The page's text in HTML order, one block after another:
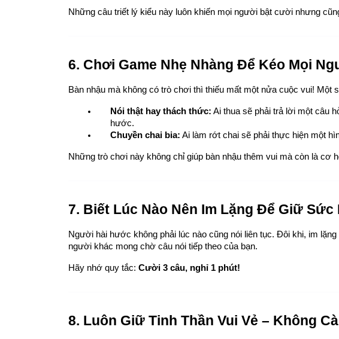
Những câu triết lý kiểu này luôn khiến mọi người bật cười nhưng
6. Chơi Game Nhẹ Nhàng Để Kéo Mọi
Bàn nhậu mà không có trò chơi thì thiếu mất một nửa cuộc vui! Một
Nói thật hay thách thức: Ai thua sẽ phải trả lời một câu
hước.
Chuyền chai bia: Ai làm rớt chai sẽ phải thực hiện một
Những trò chơi này không chỉ giúp bàn nhậu thêm vui mà còn là cơ
7. Biết Lúc Nào Nên Im Lặng Để Giữ Sức
Người hài hước không phải lúc nào cũng nói liên tục. Đôi khi, im
người khác mong chờ câu nói tiếp theo của bạn.
Hãy nhớ quy tắc: Cười 3 câu, nghỉ 1 phút!
8. Luôn Giữ Tinh Thần Vui Vẻ – Không